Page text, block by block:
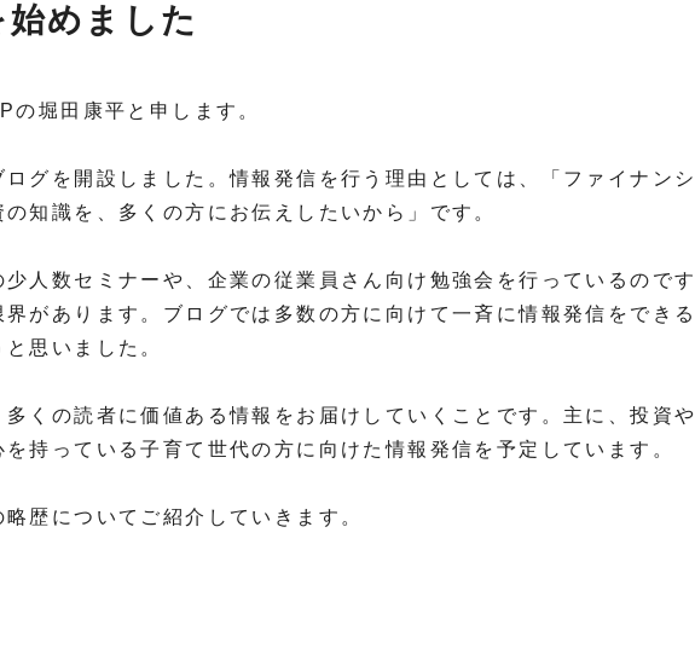
めました
の堀田康平と申します。
グを開設しました。情報発信を行う理由としては、「ファイナンシ
知識を、多くの方にお伝えしたいから」です。
人数セミナーや、企業の従業員さん向け勉強会を行っているのです
があります。ブログでは多数の方に向けて一斉に情報発信をできる
思いました。
くの読者に価値ある情報をお届けしていくことです。主に、投資や
持っている子育て世代の方に向けた情報発信を予定しています。
歴についてご紹介していきます。